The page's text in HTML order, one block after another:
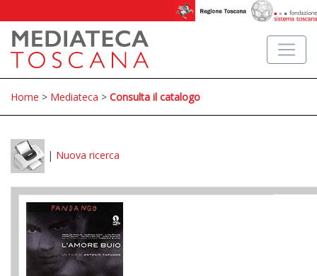
Home > Mediateca > Consulta il catalogo
| Nuova ricerca